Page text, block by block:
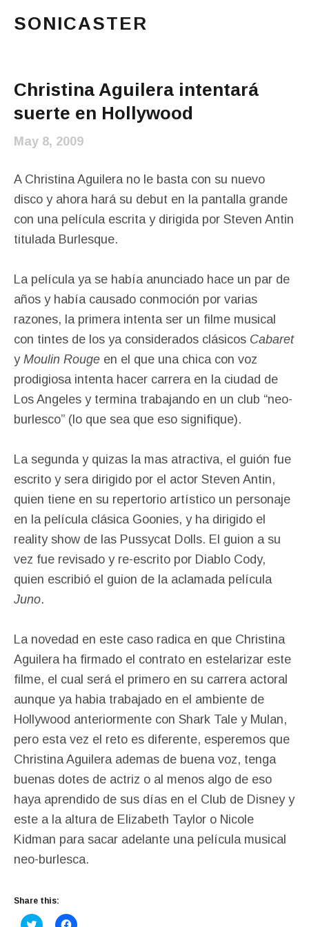
SONICASTER
Christina Aguilera intentará
suerte en Hollywood
May 8, 2009
A Christina Aguilera no le basta con su nuevo
disco y ahora hará su debut en la pantalla grande
con una película escrita y dirigida por Steven Antin
titulada Burlesque.
La película ya se había anunciado hace un par de
años y había causado conmoción por varias
razones, la primera intenta ser un filme musical
con tintes de los ya considerados clásicos Cabaret
y Moulin Rouge en el que una chica con voz
prodigiosa intenta hacer carrera en la ciudad de
Los Angeles y termina trabajando en un club “neo-
burlesco” (lo que sea que eso signifique).
La segunda y quizas la mas atractiva, el guión fue
escrito y sera dirigido por el actor Steven Antin,
quien tiene en su repertorio artístico un personaje
en la película clásica Goonies, y ha dirigido el
reality show de las Pussycat Dolls. El guion a su
vez fue revisado y re-escrito por Diablo Cody,
quien escribió el guion de la aclamada película
Juno.
La novedad en este caso radica en que Christina
Aguilera ha firmado el contrato en estelarizar este
filme, el cual será el primero en su carrera actoral
aunque ya habia trabajado en el ambiente de
Hollywood anteriormente con Shark Tale y Mulan,
pero esta vez el reto es diferente, esperemos que
Christina Aguilera ademas de buena voz, tenga
buenas dotes de actriz o al menos algo de eso
haya aprendido de sus días en el Club de Disney y
este a la altura de Elizabeth Taylor o Nicole
Kidman para sacar adelante una película musical
neo-burlesca.
Share this:
C C